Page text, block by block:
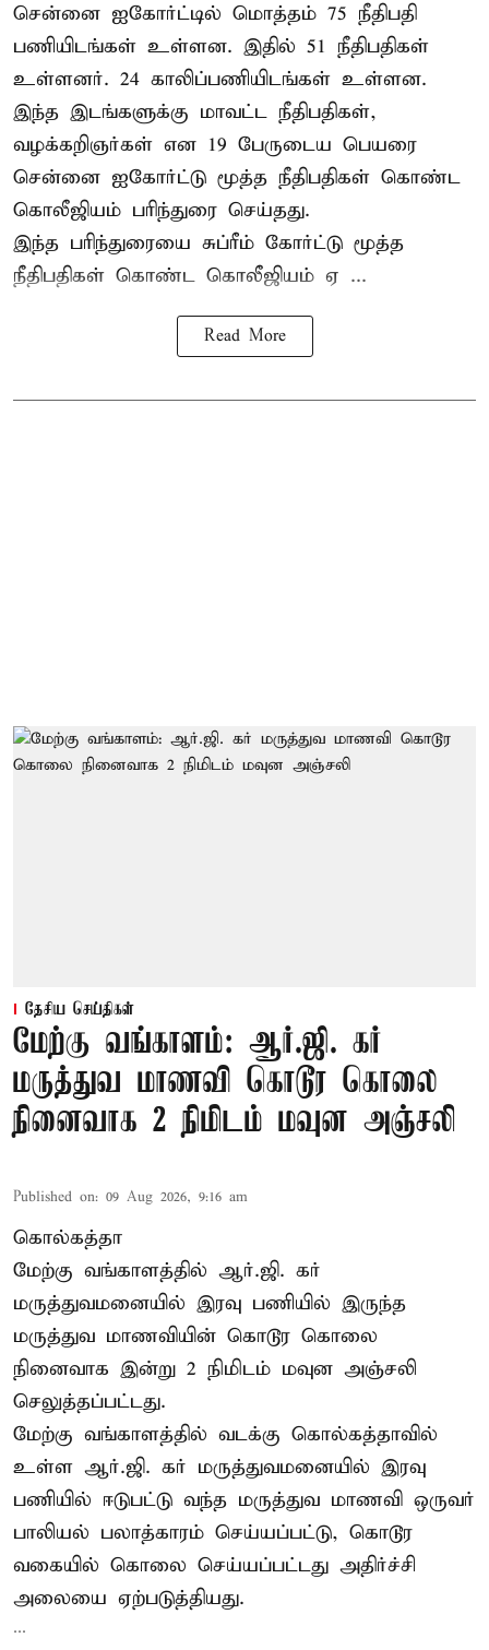
சென்னை ஐகோர்ட்டில் மொத்தம் 75 நீதிபதி
பணியிடங்கள் உள்ளன. இதில் 51 நீதிபதிகள்
உள்ளனர். 24 காலிப்பணியிடங்கள் உள்ளன.
இந்த இடங்களுக்கு மாவட்ட நீதிபதிகள்,
வழக்கறிஞர்கள் என 19 பேருடைய பெயரை
சென்னை ஐகோர்ட்டு மூத்த நீதிபதிகள் கொண்ட
கொலீஜியம் பரிந்துரை செய்தது.
இந்த பரிந்துரையை சுப்ரீம் கோர்ட்டு மூத்த
நீதிபதிகள் கொண்ட கொலீஜியம் ஏ ...
Read More
தேசிய செய்திகள்
மேற்கு வங்காளம்: ஆர்.ஜி. கர்
மருத்துவ மாணவி கொடூர கொலை
நினைவாக 2 நிமிடம் மவுன அஞ்சலி
Published on: 09 Aug 2026, 9:16 am
கொல்கத்தா
மேற்கு வங்காளத்தில் ஆர்.ஜி. கர்
மருத்துவமனையில் இரவு பணியில் இருந்த
மருத்துவ மாணவியின் கொடூர கொலை
நினைவாக இன்று 2 நிமிடம் மவுன அஞ்சலி
செலுத்தப்பட்டது.
மேற்கு வங்காளத்தில் வடக்கு கொல்கத்தாவில்
உள்ள ஆர்.ஜி. கர் மருத்துவமனையில் இரவு
பணியில் ஈடுபட்டு வந்த மருத்துவ மாணவி ஒருவர்
பாலியல் பலாத்காரம் செய்யப்பட்டு, கொடூர
வகையில் கொலை செய்யப்பட்டது அதிர்ச்சி
அலையை ஏற்படுத்தியது.
...